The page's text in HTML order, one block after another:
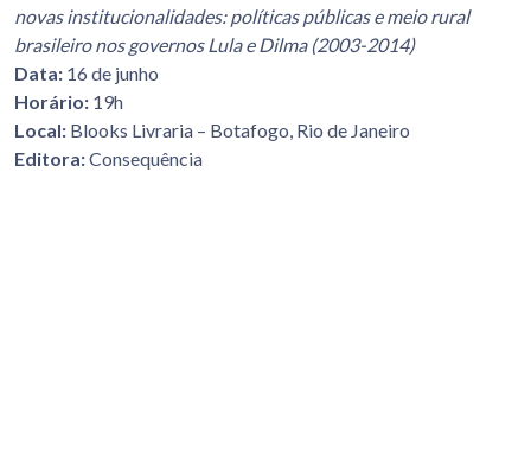
novas institucionalidades: políticas públicas e meio rural
brasileiro nos governos Lula e Dilma (2003-2014)
Data: 16 de junho
Horário: 19h
Local: Blooks Livraria – Botafogo, Rio de Janeiro
Editora:Consequência